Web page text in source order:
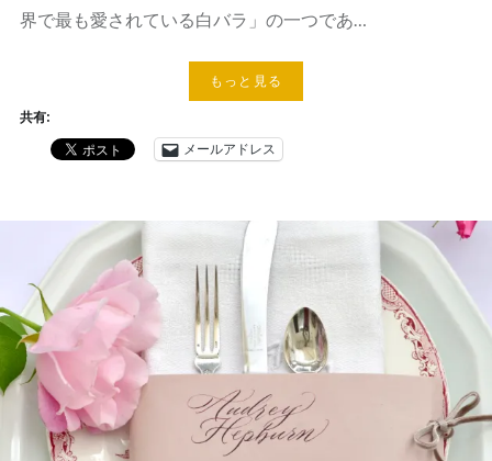
界で最も愛されている白バラ」の一つであ…
もっと見る
共有:
メールアドレス